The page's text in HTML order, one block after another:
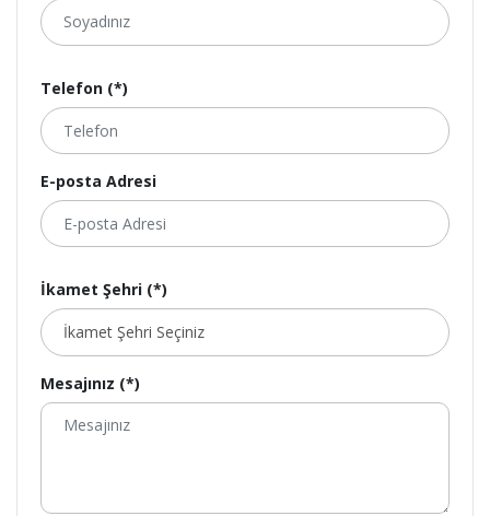
Telefon (*)
E-posta Adresi
İkamet Şehri (*)
Mesajınız (*)